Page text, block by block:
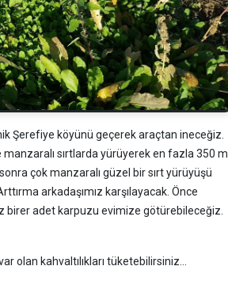
Şerefiye köyünü geçerek araçtan ineceğiz.
sırtlarda yürüyerek en fazla 350 m
sonra çok manzaralı güzel bir sırt yürüyüşü
arkadaşımız karşılayacak. Önce
birer adet karpuzu evimize götürebileceğiz.
olan kahvaltılıkları tüketebilirsiniz...